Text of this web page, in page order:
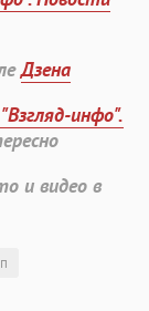
Дзена
инфо".
и видео в